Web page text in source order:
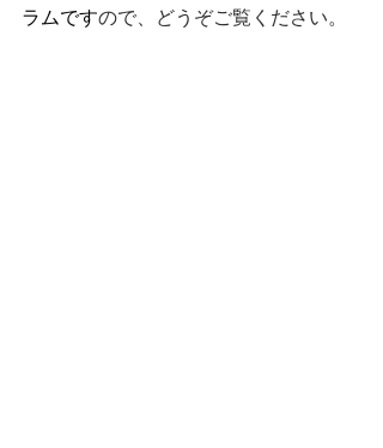
ラムですので、どうぞご覧ください。